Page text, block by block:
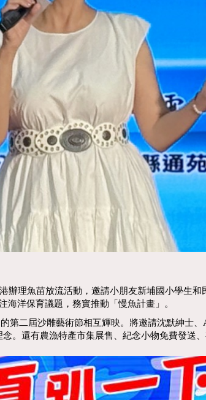
辦理魚苗放流活動，邀請小朋友新埔國小學生
洋保育議題，務實推動「慢魚計畫」。
二屆沙雕藝術節相互輝映。將邀請沈默紳士、
。還有農漁特產市集展售、紀念小物免費發送